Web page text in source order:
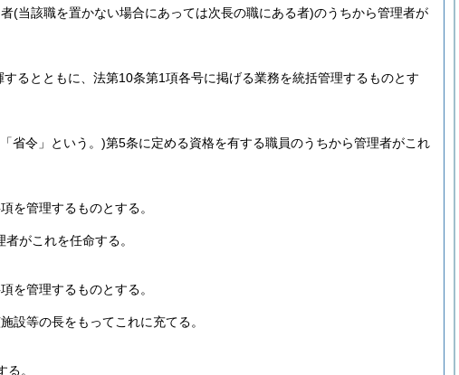
(当該職を置かない場合にあっては次長の職にある者)のうちから管理者が
るとともに、法第10条第1項各号に掲げる業務を統括管理するものとす
省令」という。)第5条に定める資格を有する職員のうちから管理者がこれ
を管理するものとする。
がこれを任命する。
を管理するものとする。
設等の長をもってこれに充てる。
。